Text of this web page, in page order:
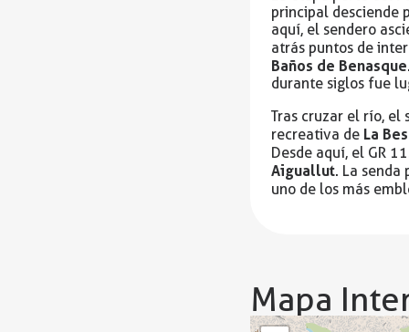
principal desciende
aquí, el sendero
atrás puntos de
Baños de Benasque
durante siglos fue
Tras cruzar el río,
recreativa de La
Desde aquí, el GR
Aiguallut. La
uno de los más
Mapa